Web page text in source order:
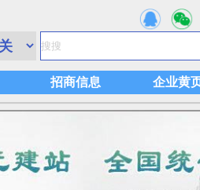
招商信息 企业黄